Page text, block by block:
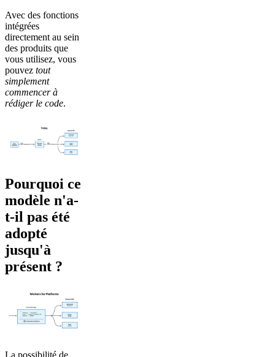
Avec des fonctions
intégrées
directement au sein
des produits que
vous utilisez, vous
pouvez tout
simplement
commencer à
rédiger le code.
Pourquoi ce
modèle n'a-
t-il pas été
adopté
jusqu'à
présent ?